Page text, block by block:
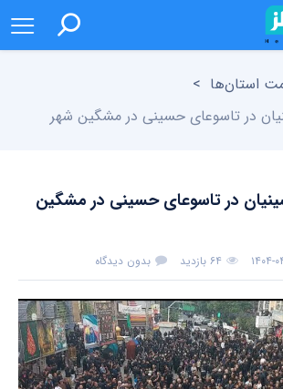
استان‌ها >
در تاسوعای حسینی در مشگین شهر
در تاسوعای حسینی در مشگین
۰۴-۱۴ ۶۴ بازدید بدون دیدگاه